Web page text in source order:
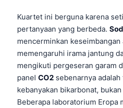
Kuartet ini berguna karena
pertanyaan yang berbeda.
mencerminkan keseimbangan
memengaruhi irama jantung
mengikuti pergeseran garam
panel CO2 sebenarnya
kebanyakan bikarbonat,
Beberapa laboratorium Eropa